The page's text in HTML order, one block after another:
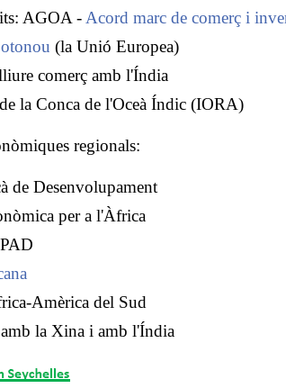
AGOA - Acord marc de comerç i
(la Unió Europea)
comerç amb l'Índia
la Conca de l'Oceà Índic (IORA)
regionals:
de Desenvolupament
per a l'Àfrica
Amèrica del Sud
la Xina i amb l'Índia